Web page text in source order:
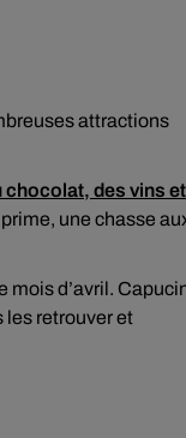
attractions
chocolat, des vins et
une chasse
mois d’avril.
les retrouver et